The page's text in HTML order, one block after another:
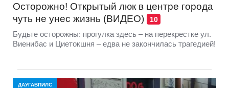
Осторожно! Открытый люк в центре города
чуть не унес жизнь (ВИДЕО)
10
Будьте осторожны: прогулка здесь – на перекрестке ул.
Виенибас и Циетокшня – едва не закончилась трагедией!
ДАУГАВПИЛС